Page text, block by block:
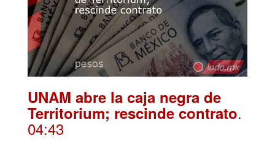
UNAM abre la caja negra de
Territorium; rescinde contrato.
04:43